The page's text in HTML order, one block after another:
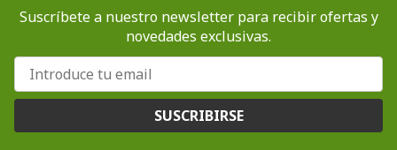
Suscríbete a nuestro newsletter para recibir ofertas y
novedades exclusivas.
SUSCRIBIRSE